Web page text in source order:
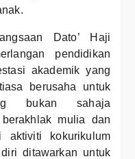
Dato’ Haji
pendidikan
akademik yang
berusaha untuk
bukan sahaja
mulia dan
aktiviti kokurikulum
ditawarkan untuk